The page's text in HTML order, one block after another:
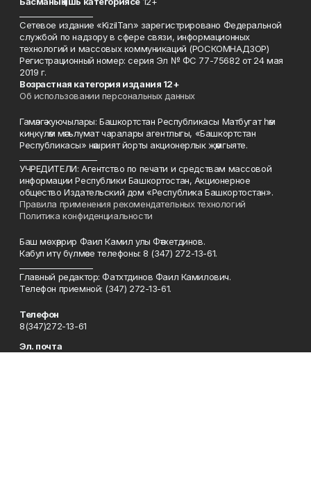
Сетевое издание «KizilTan» зарегистрировано Федеральной
службой по надзору в сфере связи, информационных
технологий и массовых коммуникаций (РОСКОМНАДЗОР)
Регистрационный номер: серия Эл № ФС 77-75682 от 24 мая
2019 г.
Возрастная категория издания 12+
Об использовании персональных данных
Гамәлгә куючылары: Башкортстан Республикасы Матбугат һәм
киңкүләм мәгълүмат чаралары агентлыгы, «Башкортстан
Республикасы» нәшрият йорты акционерлык җәмгыяте.
УЧРЕДИТЕЛИ: Агентство по печати и средствам массовой
информации Республики Башкортостан, Акционерное
общество Издательский дом «Республика Башкортостан».
Правила применения рекомендательных технологий
Политика конфиденциальности
Баш мөхәррир Фаил Камил улы Фәтхетдинов.
Кабул итү бүлмәсе телефоны: 8 (347) 272-13-61.
Главный редактор: Фатхтдинов Фаил Камилович.
Телефон приемной: (347) 272-13-61.
Телефон
8(347)272-13-61
Эл. почта